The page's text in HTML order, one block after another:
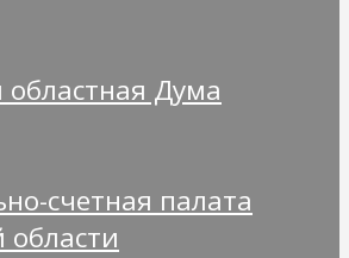
областная Дума
счетная палата
области